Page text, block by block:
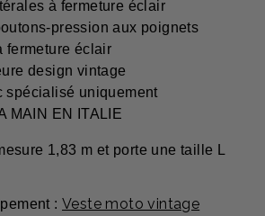
à fermeture éclair
pression aux poignets
fermeture éclair
design vintage
spécialisé uniquement
MAIN EN ITALIE
1,83 m et porte une taille L
: Veste moto vintage